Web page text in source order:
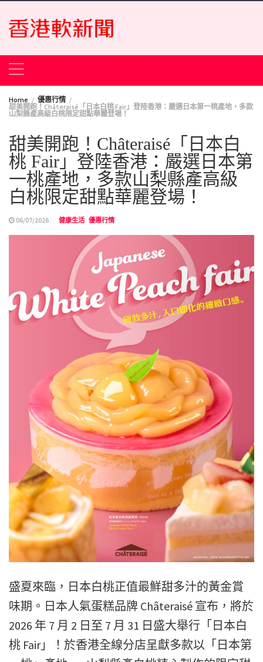
Skip
content
Home
優惠行情
甜美開跑！Châteraisé「日本白桃 Fair」登陸香港：嚴選日本第一桃產地，多款
山梨縣產高級白桃限定甜點華麗登場！
甜美開跑！Châteraisé「日本白
桃 Fair」登陸香港：嚴選日本第
一桃產地，多款山梨縣產高級
白桃限定甜點華麗登場！
06/07/2026 健康生活 優惠行情
盛夏來臨，日本白桃正值最鮮甜多汁的黃金賞
味期。日本人氣蛋糕品牌 Châteraisé 宣布，將於
2026 年 7 月 2 日至 7 月 31 日盛大舉行「日本白
桃 Fair」！於香港全線分店呈獻多款以「日本第